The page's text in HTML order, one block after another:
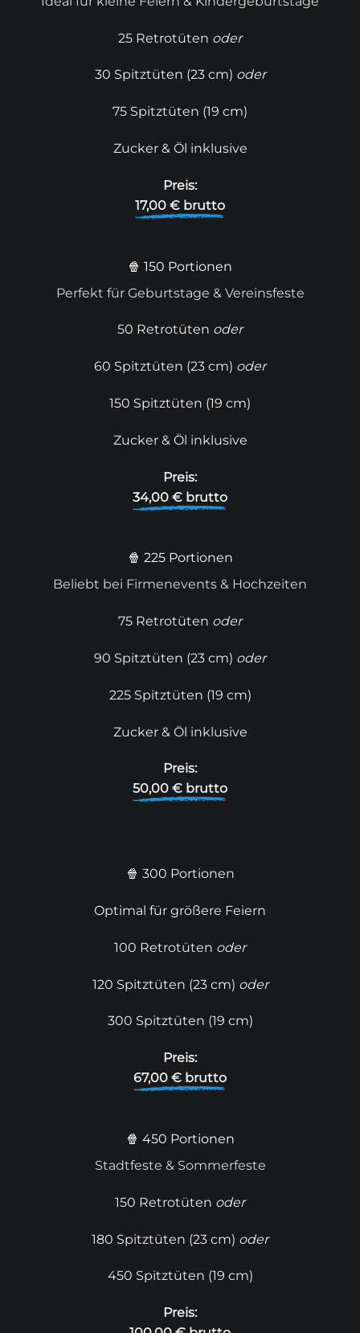
25 Retrotüten oder
30 Spitztüten (23 cm) oder
75 Spitztüten (19 cm)
Zucker & Öl inklusive
Preis:
17,00 € brutto
🍿 150 Portionen
Perfekt für Geburtstage & Vereinsfeste
50 Retrotüten oder
60 Spitztüten (23 cm) oder
150 Spitztüten (19 cm)
Zucker & Öl inklusive
Preis:
34,00 € brutto
🍿 225 Portionen
Beliebt bei Firmenevents & Hochzeiten
75 Retrotüten oder
90 Spitztüten (23 cm) oder
225 Spitztüten (19 cm)
Zucker & Öl inklusive
Preis:
50,00 € brutto
🍿 300 Portionen
Optimal für größere Feiern
100 Retrotüten oder
120 Spitztüten (23 cm) oder
300 Spitztüten (19 cm)
Preis:
67,00 € brutto
🍿 450 Portionen
Stadtfeste & Sommerfeste
150 Retrotüten oder
180 Spitztüten (23 cm) oder
450 Spitztüten (19 cm)
Preis: